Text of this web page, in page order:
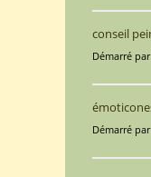
conseil
Démarré
Démarré